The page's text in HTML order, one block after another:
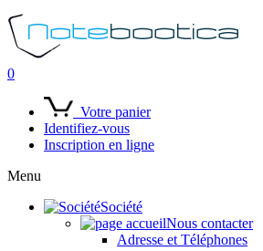
0
Votre panier
Identifiez-vous
Inscription en ligne
Menu
Société
Nous contacter
Adresse et Téléphones